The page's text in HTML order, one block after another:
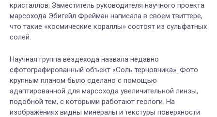
кристаллов. Заместитель руководителя научного проекта
марсохода Эбигейл Фрейман написала в своем твиттере,
что такие «космические кораллы» состоят из сульфатных
солей.
Научная группа вездехода назвала недавно
сфотографированный объект «Соль терновника». Фото
крупным планом было сделано с помощью
адаптированной для марсохода увеличительной линзы,
подобной тем, с которыми работают геологи. На
изображениях видны минералы и текстуры поверхности